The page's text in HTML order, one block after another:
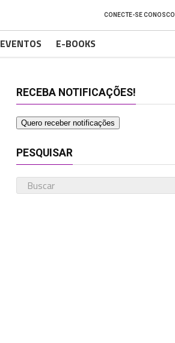
CONECTE-SE CONOSCO
EVENTOS E-BOOKS
RECEBA NOTIFICAÇÕES!
Quero receber notificações
PESQUISAR